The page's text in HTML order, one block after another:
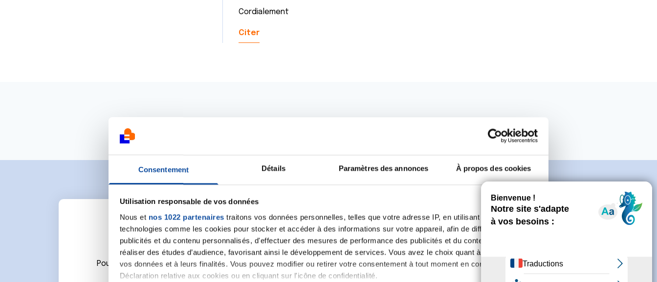
Consentement Détails Paramètres des annonces À propos des cookies
Utilisation responsable de vos données
Nous et nos 1022 partenaires traitons vos données personnelles, telles que votre adresse IP, en utilisant des
technologies comme les cookies pour stocker et accéder à des informations sur votre appareil, afin de diffuser des
publicités et du contenu personnalisés, d'effectuer des mesures de performance des publicités et du contenu, ainsi que de
réaliser des études d’audience, favorisant ainsi le développement de services. Vous avez le choix quant à l'utilisation de
vos données et à leurs finalités. Vous pouvez modifier ou retirer votre consentement à tout moment en consultant la
Déclaration relative aux cookies ou en cliquant sur l'icône de confidentialité.
Cordialement
Citer
Ecrire un commentaire
Pour écrire un commentaire ou lancer une nouvelle discussion vous aurez besoin de vous connecter ou de créer un compte.